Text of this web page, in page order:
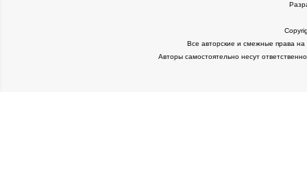
Все авторские и смежные права
Авторы самостоятельно несут